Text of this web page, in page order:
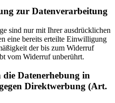
zur Datenverarbeitung
sind nur mit Ihrer ausdrücklichen
eine bereits erteilte Einwilligung
der bis zum Widerruf
vom Widerruf unberührt.
die Datenerhebung in
Direktwerbung (Art.